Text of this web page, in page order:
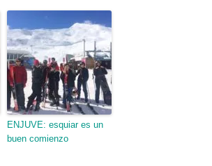
ENJUVE: esquiar es un
buen comienzo